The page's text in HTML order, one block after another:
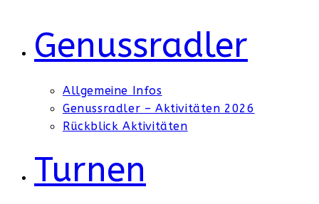
Genussradler
Allgemeine Infos
Genussradler – Aktivitäten 2026
Rückblick Aktivitäten
Turnen